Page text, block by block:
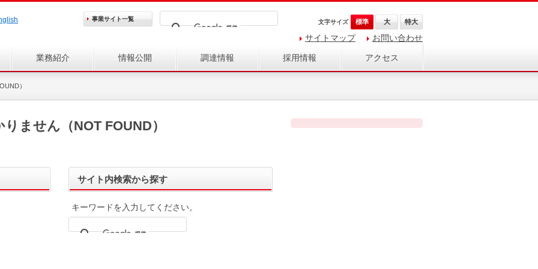
事業サイト一覧 文字サイズ 標準 大 特大
サイトマップ お問い合わせ
業務紹介 情報公開 調達情報 採用情報 アクセス
）
ません（NOT FOUND）
サイト内検索から探す
キーワードを入力してください。